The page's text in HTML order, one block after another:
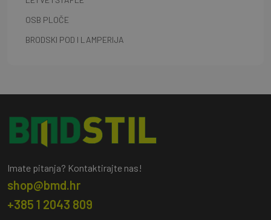
OSB PLOČE
BRODSKI POD I LAMPERIJA
Imate pitanja? Kontaktirajte nas!
shop@bmd.hr
+385 1 2043 809